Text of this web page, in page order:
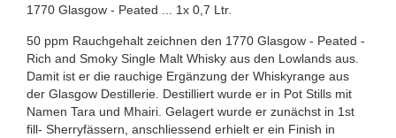
1770 Glasgow - Peated ... 1x 0,7 Ltr.
50 ppm Rauchgehalt zeichnen den 1770 Glasgow - Peated -
Rich and Smoky Single Malt Whisky aus den Lowlands aus.
Damit ist er die rauchige Ergänzung der Whiskyrange aus
der Glasgow Destillerie. Destilliert wurde er in Pot Stills mit
Namen Tara und Mhairi. Gelagert wurde er zunächst in 1st
fill- Sherryfässern, anschliessend erhielt er ein Finish in